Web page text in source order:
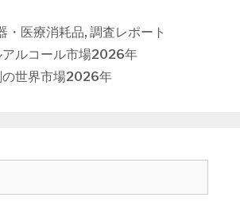
・医療消耗品, 調査レポート
ルコール市場2026年
の世界市場2026年